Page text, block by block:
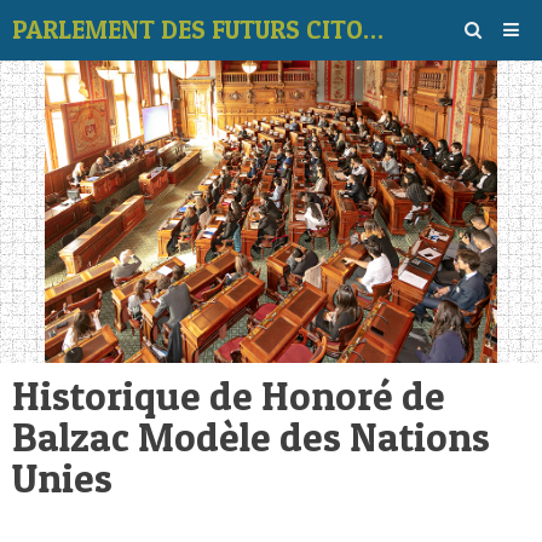
PARLEMENT DES FUTURS CITOYENS
Page d'accueil
Album
Contact
Vidéos
Vote des thèmes
Forum
‹ ›
Historique de Honoré de
Balzac Modèle des Nations
Unies